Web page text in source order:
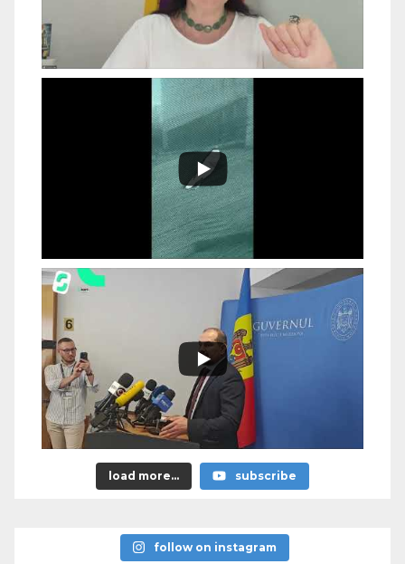
load more... subscribe
follow on instagram